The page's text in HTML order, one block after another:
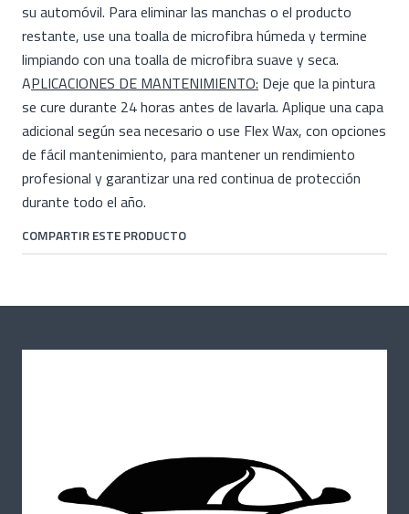
su automóvil. Para eliminar las manchas o el producto
restante, use una toalla de microfibra húmeda y termine
limpiando con una toalla de microfibra suave y seca.
APLICACIONES DE MANTENIMIENTO: Deje que la pintura
se cure durante 24 horas antes de lavarla. Aplique una capa
adicional según sea necesario o use Flex Wax, con opciones
de fácil mantenimiento, para mantener un rendimiento
profesional y garantizar una red continua de protección
durante todo el año.
COMPARTIR ESTE PRODUCTO